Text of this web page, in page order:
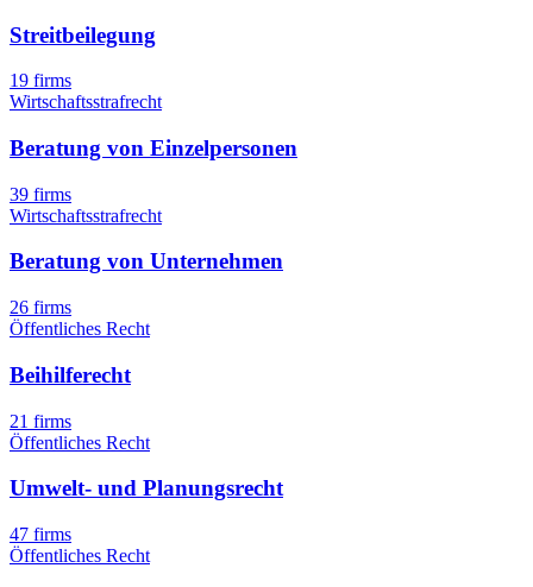
Streitbeilegung
19 firms
Wirtschaftsstrafrecht
Beratung von Einzelpersonen
39 firms
Wirtschaftsstrafrecht
Beratung von Unternehmen
26 firms
Öffentliches Recht
Beihilferecht
21 firms
Öffentliches Recht
Umwelt- und Planungsrecht
47 firms
Öffentliches Recht